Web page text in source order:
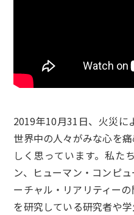
2019年10月31日、火災に
世界中の人々がみな心を
しく思っています。私た
ン、ヒューマン・コンピ
ーチャル・リアリティー
を研究している研究者や